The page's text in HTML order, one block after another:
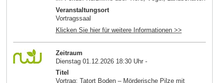
Veranstaltungsort
Vortragssaal
Klicken Sie hier für weitere Informationen >>
Zeitraum
Dienstag 01.12.2026 18:30 Uhr -
Titel
Vortrag: Tatort Boden – Mörderische Pilze mit